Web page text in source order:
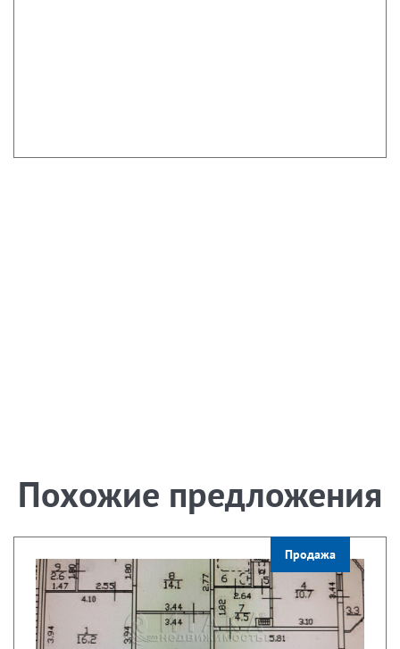
Похожие предложения
Продажа